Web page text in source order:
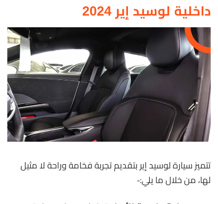
داخلية لوسيد إير 2024
تتميز سيارة لوسيد إير بتقديم تجربة فخامة وراحة لا مثيل
لها، من خلال ما يلي:-